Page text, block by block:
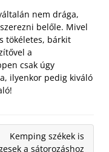
nem drága,
belőle. Mivel
tökéletes, bárkit
a
csak úgy
ilyenkor pedig kiváló
Kemping székek is
a sátorozáshoz